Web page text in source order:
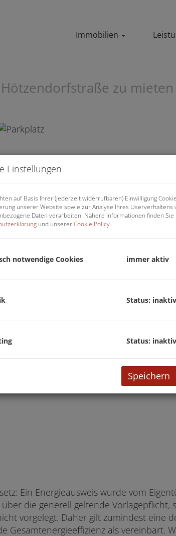
Immobilien
zu mieten
Parkplatz
Ein Energieausweis wurde vom
die generell geltende Vorlagepflicht,
vorgelegt. Daher gilt zumindest eine
Gesamtenergieeffizienz als vereinbart.
Einstellungen
auf Basis Ihrer (jederzeit widerrufbaren) Einwilligung
unserer Website sowie zur Analyse Ihres Userverhaltens
Daten verarbeiten. Nähere Informationen finden
und unsererCookie Policy.
notwendige Cookies immer aktiv
Status: inaktiv
Status: inaktiv
Speichern